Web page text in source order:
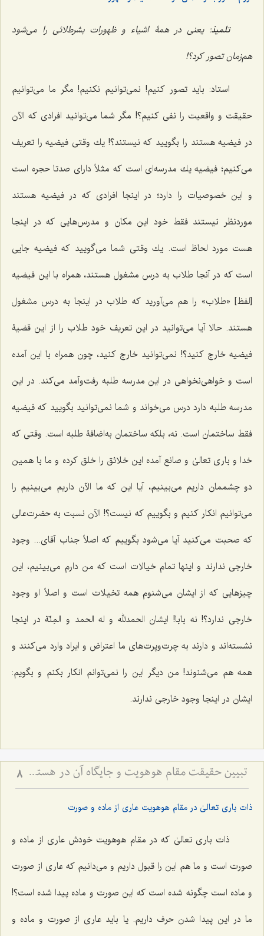
تلمیذ: یعنى در همۀ اشیاء و ظهورات بشرط‌لائى را مى‌شود
هم‌زمان تصور كرد؟!
استاد: باید تصور كنیم! نمى‌توانیم نكنیم! مگر ما مى‌توانیم
حقیقت و واقعیت را نفى كنیم؟! مگر شما مى‌توانید افرادى كه الآن
در فیضیه هستند را بگویید که نیستند؟! یك وقتى فیضیه را تعریف
مى‌كنیم؛ فیضیه یك مدرسه‌اى است كه مثلاً داراى صدتا حجره است
و این خصوصیات را دارد؛ در اینجا افرادى كه در فیضیه هستند
موردنظر نیستند فقط خود این مكان و مدرس‌هایی كه در اینجا
هست مورد لحاظ است. یك وقتى شما مى‌گویید که فیضیه جایى
است كه در آنجا طلاب به درس مشغول هستند، همراه با این فیضیه
[لفظ] «طلاب» را هم مى‌آورید كه طلاب در اینجا به درس مشغول
هستند. حالا آیا مى‌توانید در این تعریف خود طلاب را از این قضیۀ
فیضیه خارج كنید؟! نمى‌توانید خارج كنید، چون همراه با این آمده
است و خواهى‌نخواهى در این مدرسه طلبه رفت‌وآمد مى‌كند. در این
مدرسه طلبه دارد درس مى‌خواند و شما نمى‌توانید بگویید که فیضیه
فقط ساختمان است. نه، بلكه ساختمان به‌اضافۀ طلبه است. وقتى كه
خدا و بارى تعالىٰ و صانع آمده این خلائق را خلق كرده و ما با همین
دو چشممان داریم مى‌بینیم، آیا این كه ما الآن داریم مى‌بینیم را
مى‌توانیم انكار كنیم و بگوییم که نیست؟! الآن نسبت به حضرت‌عالى
كه‌ صحبت مى‌كنید آیا می‌شود بگوییم که اصلاً جناب آقاى... وجود
خارجى ندارند و اینها تمام خیالات است كه من دارم مى‌بینیم، این
چیزهایی که از ایشان می‌شنوم همه تخیلات است و اصلاً او وجود
خارجى ندارد؟! نه بابا! ایشان الحمدلله و له الحمد و المِنّةدر اینجا
نشسته‌اند و دارند به چرت‌وپرت‌هاى ما اعتراض و ایراد وارد مى‌كنند و
همه هم مى‌شنوند! من دیگر این را نمى‌توانم انكار بكنم و بگویم:
ایشان در اینجا وجود خارجى ندارند.
تبیین حقیقت مقام هوهویت و جایگاه آن در هستی - تحلیل نسبت میان ذات باری‌تعالی و ظهورات عالم وجود 8
ذات بارى تعالىٰ در مقام هوهویت عارى از ماده و صورت
ذات بارى تعالىٰ كه در مقام هوهویت خودش عارى از ماده و
صورت است و ما هم این را قبول داریم و مى‌دانیم كه عارى از صورت
و ماده است چگونه شده است كه این صورت و ماده پیدا شده است؟!
ما در این پیدا شدن حرف داریم. یا باید عارى از صورت و ماده و